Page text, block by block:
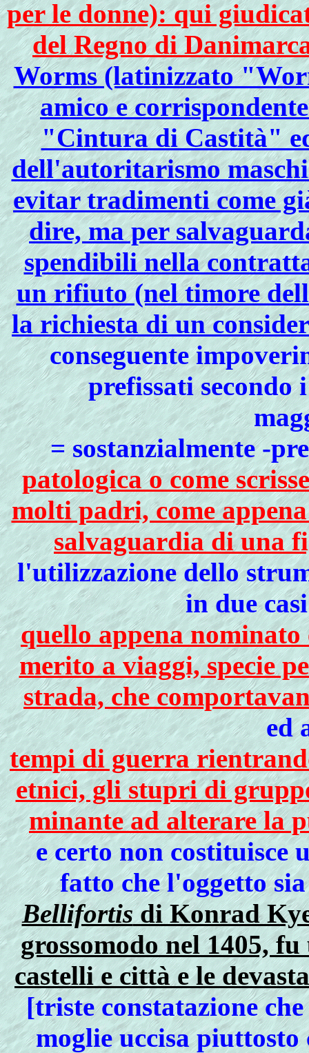
per le donne): qui
del Regno di
Worms (latinizzato
amico e
"Cintura di Castità"
dell'autoritarismo
evitar tradimenti come
dire, ma per
spendibili nella
un rifiuto (nel timore
la richiesta di un
conseguente
prefissati
=sostanzialmente -
patologica o come
molti padri, come
salvaguardia di una
l'utilizzazione dello
in due
quello appena nominato
merito a viaggi, specie
strada, che
ed
tempi di guerra
etnici, gli stupri di
minante ad alterare la
e certo non costituisce
fatto che l'oggetto
Bellifortisdi Konrad
grossomodo nel 1405,
castelli e città e le
[triste constatazione
moglie uccisa